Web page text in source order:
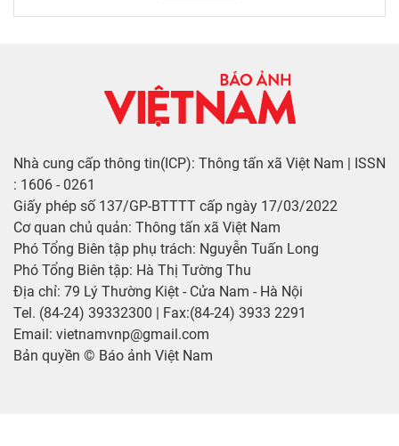
Nhà cung cấp thông tin(ICP): Thông tấn xã Việt Nam | ISSN
: 1606 - 0261
Giấy phép số 137/GP-BTTTT cấp ngày 17/03/2022
Cơ quan chủ quản: Thông tấn xã Việt Nam
Phó Tổng Biên tập phụ trách: Nguyễn Tuấn Long
Phó Tổng Biên tập: Hà Thị Tường Thu
Địa chỉ: 79 Lý Thường Kiệt - Cửa Nam - Hà Nội
Tel. (84-24) 39332300 | Fax:(84-24) 3933 2291
Email: vietnamvnp@gmail.com
Bản quyền © Báo ảnh Việt Nam